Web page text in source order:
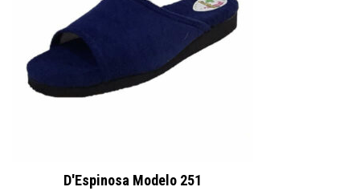
D'Espinosa Modelo 251